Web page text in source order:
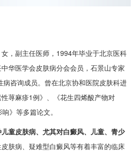
，副主任医师，1994年毕业于北京医科
华医学会皮肤病分会会员，石景山专家
咨询成员。曾在北京协和医院皮肤科进
荨麻疹1例》、《花生四烯酸产物对
》等多篇论文。
童皮肤病、尤其对白癜风、儿童、青少
肤病、疑难型白癜风等有着丰富的临床